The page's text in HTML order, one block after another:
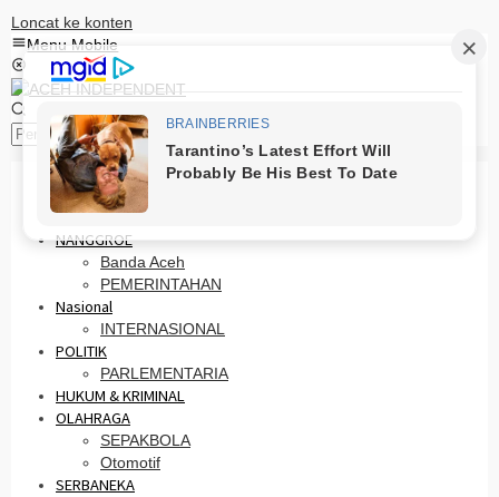
Loncat ke konten
Menu Mobile
HOME
PRO OTONOMI
NANGGROE
Banda Aceh
PEMERINTAHAN
Nasional
INTERNASIONAL
POLITIK
PARLEMENTARIA
HUKUM & KRIMINAL
OLAHRAGA
SEPAKBOLA
Otomotif
SERBANEKA